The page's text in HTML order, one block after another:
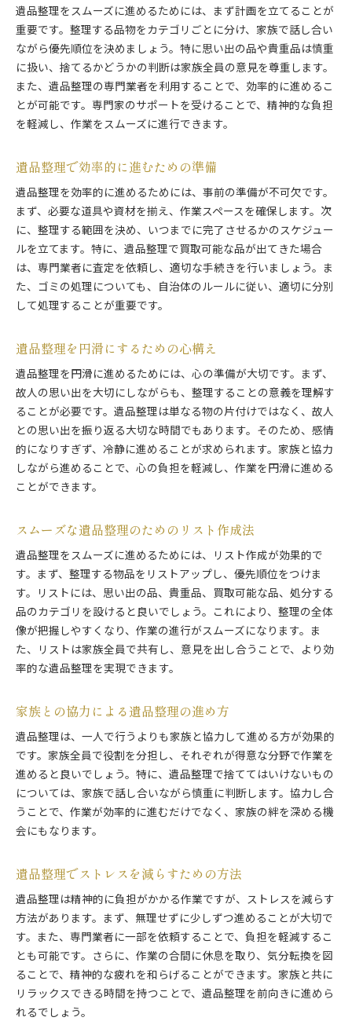
遺品整理をスムーズに進めるためには、まず計画を立てることが
重要です。整理する品物をカテゴリごとに分け、家族で話し合い
ながら優先順位を決めましょう。特に思い出の品や貴重品は慎重
に扱い、捨てるかどうかの判断は家族全員の意見を尊重します。
また、遺品整理の専門業者を利用することで、効率的に進めるこ
とが可能です。専門家のサポートを受けることで、精神的な負担
を軽減し、作業をスムーズに進行できます。
遺品整理で効率的に進むための準備
遺品整理を効率的に進めるためには、事前の準備が不可欠です。
まず、必要な道具や資材を揃え、作業スペースを確保します。次
に、整理する範囲を決め、いつまでに完了させるかのスケジュー
ルを立てます。特に、遺品整理で買取可能な品が出てきた場合
は、専門業者に査定を依頼し、適切な手続きを行いましょう。ま
た、ゴミの処理についても、自治体のルールに従い、適切に分別
して処理することが重要です。
遺品整理を円滑にするための心構え
遺品整理を円滑に進めるためには、心の準備が大切です。まず、
故人の思い出を大切にしながらも、整理することの意義を理解す
ることが必要です。遺品整理は単なる物の片付けではなく、故人
との思い出を振り返る大切な時間でもあります。そのため、感情
的になりすぎず、冷静に進めることが求められます。家族と協力
しながら進めることで、心の負担を軽減し、作業を円滑に進める
ことができます。
スムーズな遺品整理のためのリスト作成法
遺品整理をスムーズに進めるためには、リスト作成が効果的で
す。まず、整理する物品をリストアップし、優先順位をつけま
す。リストには、思い出の品、貴重品、買取可能な品、処分する
品のカテゴリを設けると良いでしょう。これにより、整理の全体
像が把握しやすくなり、作業の進行がスムーズになります。ま
た、リストは家族全員で共有し、意見を出し合うことで、より効
率的な遺品整理を実現できます。
家族との協力による遺品整理の進め方
遺品整理は、一人で行うよりも家族と協力して進める方が効果的
です。家族全員で役割を分担し、それぞれが得意な分野で作業を
進めると良いでしょう。特に、遺品整理で捨ててはいけないもの
については、家族で話し合いながら慎重に判断します。協力し合
うことで、作業が効率的に進むだけでなく、家族の絆を深める機
会にもなります。
遺品整理でストレスを減らすための方法
遺品整理は精神的に負担がかかる作業ですが、ストレスを減らす
方法があります。まず、無理せずに少しずつ進めることが大切で
す。また、専門業者に一部を依頼することで、負担を軽減するこ
とも可能です。さらに、作業の合間に休息を取り、気分転換を図
ることで、精神的な疲れを和らげることができます。家族と共に
リラックスできる時間を持つことで、遺品整理を前向きに進めら
れるでしょう。